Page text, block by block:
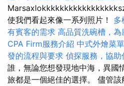
使我們看起來像一系列照片！ 多
有賓客的需求 高品質洗碗槽，
CPA Firm服務介紹 中式外燴菜
發的流程與要求 偵探服務，協助
誰，無論您想發現地中海，異國
旅都是一個絕佳的選擇。 儘管